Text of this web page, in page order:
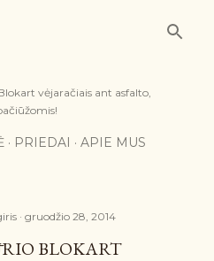
vėjaračiais ant asfalto,
PRIEDAI APIE MUS
gruodžio 28, 2014
BLOKART